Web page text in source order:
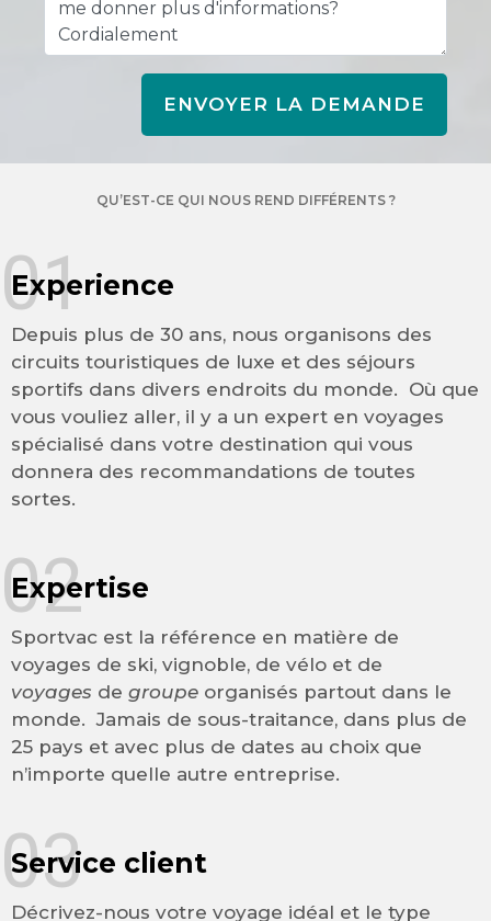
ENVOYER LA DEMANDE
QU’EST-CE QUI NOUS REND DIFFÉRENTS ?
Experience
Depuis plus de 30 ans, nous organisons des
circuits touristiques de luxe et des séjours
sportifs dans divers endroits du monde. Où que
vous vouliez aller, il y a un expert en voyages
spécialisé dans votre destination qui vous
donnera des recommandations de toutes
sortes.
01
Expertise
Sportvac est la référence en matière de
voyages de ski, vignoble, de vélo et de
voyages de groupe organisés partout dans le
monde. Jamais de sous-traitance, dans plus de
25 pays et avec plus de dates au choix que
n’importe quelle autre entreprise.
02
Service client
Décrivez-nous votre voyage idéal et le type
03